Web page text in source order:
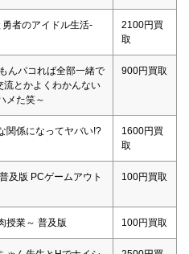
勇者のアイドル生活-
2100円買
取
んパコれば全部一緒で
流とかよくわかんない
メた笑～
900円買取
関係になってヤバい!?
1600円買
取
及版 PCゲームアウト
100円買取
授業～ 普及版 100円買取